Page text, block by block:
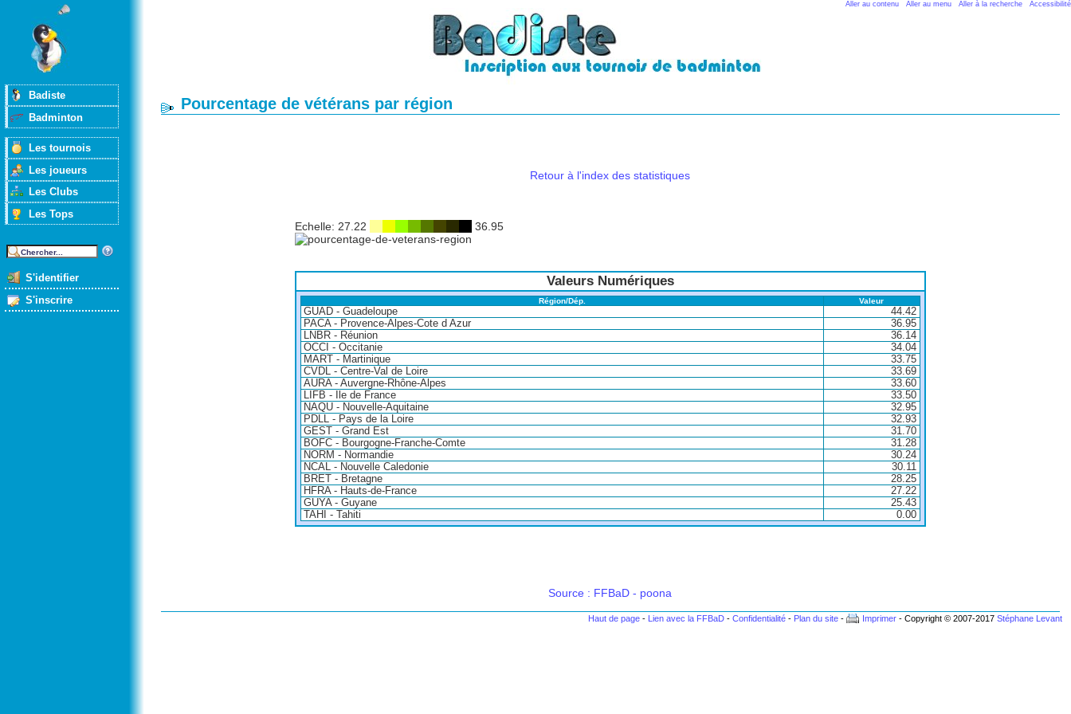
Aller au contenu Aller au menu Aller à la recherche Accessibilité
Badiste
Badminton
Les tournois
Les joueurs
Les Clubs
Les Tops
S'identifier
S'inscrire
Pourcentage de vétérans par région
Retour à l'index des statistiques
Echelle: 27.22 36.95
Valeurs Numériques
Région/Dép. Valeur
GUAD - Guadeloupe
44.42
PACA - Provence-Alpes-Cote d Azur
36.95
LNBR - Réunion
36.14
OCCI - Occitanie
34.04
MART - Martinique
33.75
CVDL - Centre-Val de Loire
33.69
AURA - Auvergne-Rhône-Alpes
33.60
LIFB - Ile de France
33.50
NAQU - Nouvelle-Aquitaine
32.95
PDLL - Pays de la Loire
32.93
GEST - Grand Est
31.70
BOFC - Bourgogne-Franche-Comte
31.28
NORM - Normandie
30.24
NCAL - Nouvelle Caledonie
30.11
BRET - Bretagne
28.25
HFRA - Hauts-de-France
27.22
GUYA - Guyane
25.43
TAHI - Tahiti
0.00
Source : FFBaD - poona
Haut de page - Lien avec la FFBaD -Confidentialité - Plan du site - Imprimer - Copyright © 2007-2017Stéphane Levant